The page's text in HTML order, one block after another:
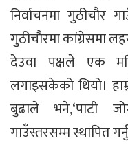
निर्वाचनमा गुठीचौर
गुठीचौरमा कांग्रेसमा
देउवा पक्षले एक
लगाइसकेको थियो।
बुढाले भने,‘पाटी
गाउँस्तरसम्म स्थापित